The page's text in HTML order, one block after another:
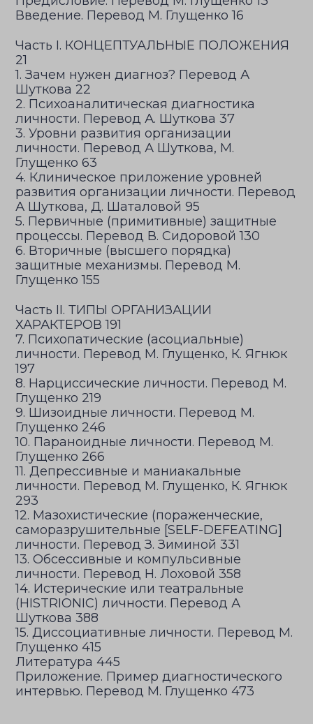
Введение. Перевод М. Глущенко 16
Часть I. КОНЦЕПТУАЛЬНЫЕ ПОЛОЖЕНИЯ
21
1. Зачем нужен диагноз? Перевод А
Шуткова 22
2. Психоаналитическая диагностика
личности. Перевод А. Шуткова 37
3. Уровни развития организации
личности. Перевод А Шуткова, М.
Глущенко 63
4. Клиническое приложение уровней
развития организации личности. Перевод
А Шуткова, Д. Шаталовой 95
5. Первичные (примитивные) защитные
процессы. Перевод В. Сидоровой 130
6. Вторичные (высшего порядка)
защитные механизмы. Перевод М.
Глущенко 155
Часть II. ТИПЫ ОРГАНИЗАЦИИ
ХАРАКТЕРОВ 191
7. Психопатические (асоциальные)
личности. Перевод М. Глущенко, К. Ягнюк
197
8. Нарциссические личности. Перевод М.
Глущенко 219
9. Шизоидные личности. Перевод М.
Глущенко 246
10. Параноидные личности. Перевод М.
Глущенко 266
11. Депрессивные и маниакальные
личности. Перевод М. Глущенко, К. Ягнюк
293
12. Мазохистические (пораженческие,
саморазрушительные [SELF-DEFEATING]
личности. Перевод З. Зиминой 331
13. Обсессивные и компульсивные
личности. Перевод Н. Лоховой 358
14. Истерические или театральные
(HISTRIONIC) личности. Перевод А
Шуткова 388
15. Диссоциативные личности. Перевод М.
Глущенко 415
Литература 445
Приложение. Пример диагностического
интервью. Перевод М. Глущенко 473